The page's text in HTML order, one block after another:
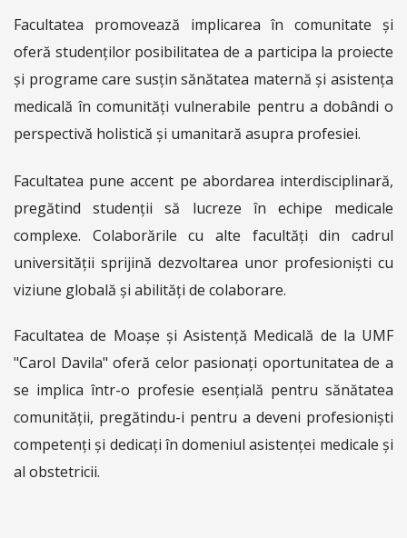
Facultatea promovează implicarea în comunitate și
oferă studenților posibilitatea de a participa la proiecte
și programe care susțin sănătatea maternă și asistența
medicală în comunități vulnerabile pentru a dobândi o
perspectivă holistică și umanitară asupra profesiei.
Facultatea pune accent pe abordarea interdisciplinară,
pregătind studenții să lucreze în echipe medicale
complexe. Colaborările cu alte facultăți din cadrul
universității sprijină dezvoltarea unor profesioniști cu
viziune globală și abilități de colaborare.
Facultatea de Moașe și Asistență Medicală de la UMF
"Carol Davila" oferă celor pasionați oportunitatea de a
se implica într-o profesie esențială pentru sănătatea
comunității, pregătindu-i pentru a deveni profesioniști
competenți și dedicați în domeniul asistenței medicale și
al obstetricii.